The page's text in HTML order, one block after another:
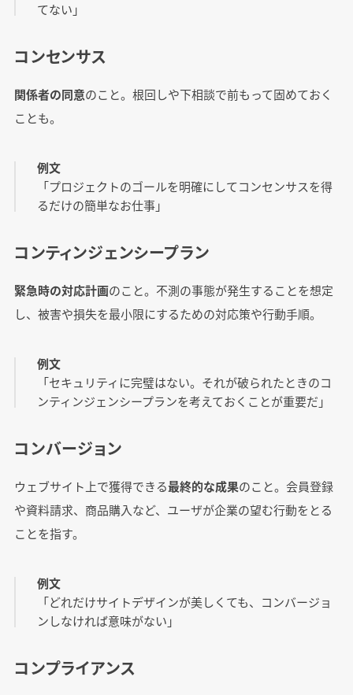
てない」
コンセンサス
関係者の同意のこと。根回しや下相談で前もって固めておく
ことも。
例文
「プロジェクトのゴールを明確にしてコンセンサスを得
るだけの簡単なお仕事」
コンティンジェンシープラン
緊急時の対応計画のこと。不測の事態が発生することを想定
し、被害や損失を最小限にするための対応策や行動手順。
例文
「セキュリティに完璧はない。それが破られたときのコ
ンティンジェンシープランを考えておくことが重要だ」
コンバージョン
ウェブサイト上で獲得できる最終的な成果のこと。会員登録
や資料請求、商品購入など、ユーザが企業の望む行動をとる
ことを指す。
例文
「どれだけサイトデザインが美しくても、コンバージョ
ンしなければ意味がない」
コンプライアンス